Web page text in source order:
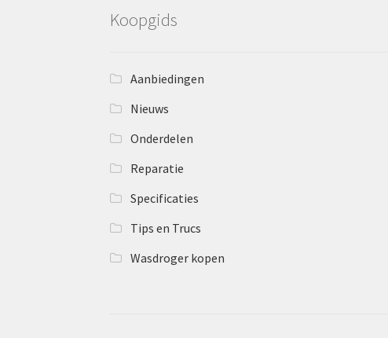
Koopgids
Aanbiedingen
Nieuws
Onderdelen
Reparatie
Specificaties
Tips en Trucs
Wasdroger kopen